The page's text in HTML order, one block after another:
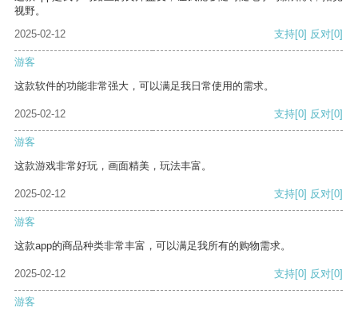
视野。
2025-02-12
支持[0] 反对[0]
游客
这款软件的功能非常强大，可以满足我日常使用的需求。
2025-02-12 支持[0] 反对[0]
游客
这款游戏非常好玩，画面精美，玩法丰富。
2025-02-12 支持[0] 反对[0]
游客
这款app的商品种类非常丰富，可以满足我所有的购物需求。
2025-02-12 支持[0] 反对[0]
游客